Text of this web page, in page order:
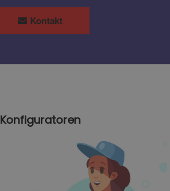
Kontakt
Konfiguratoren